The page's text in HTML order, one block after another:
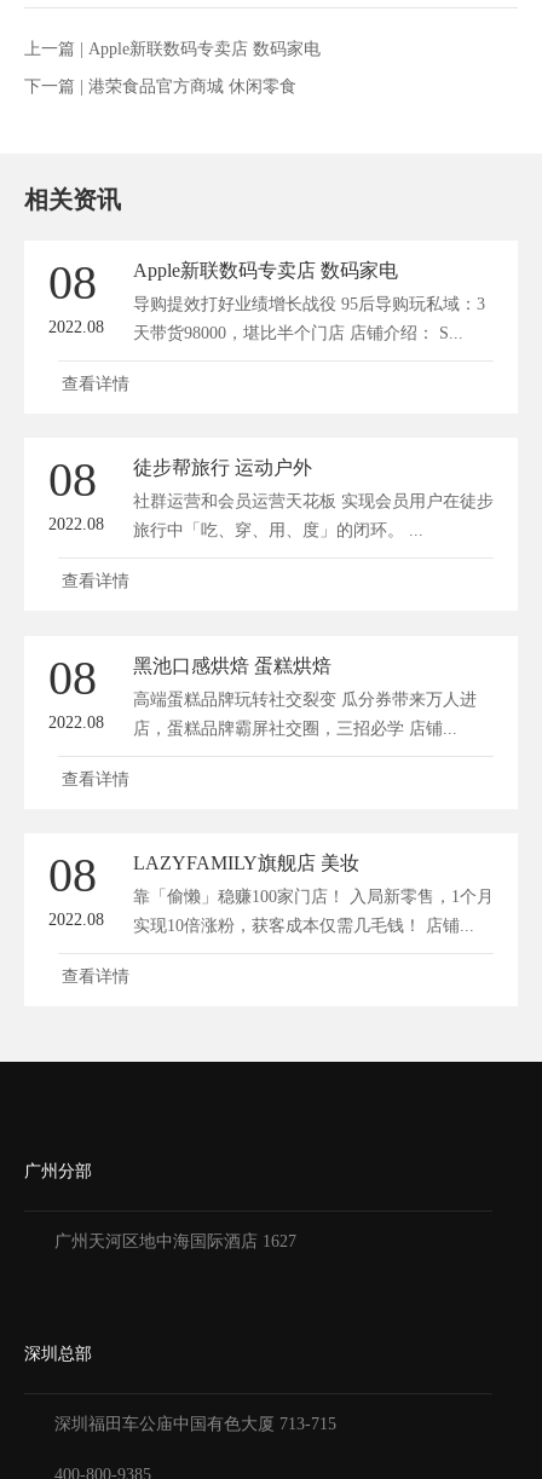
上一篇 | Apple新联数码专卖店 数码家电
下一篇 | 港荣食品官方商城 休闲零食
相关资讯
08
2022.08
Apple新联数码专卖店 数码家电
导购提效打好业绩增长战役 95后导购玩私域：3
天带货98000，堪比半个门店 店铺介绍： S...
查看详情
08
2022.08
徒步帮旅行 运动户外
社群运营和会员运营天花板 实现会员用户在徒步
旅行中「吃、穿、用、度」的闭环。 ...
查看详情
08
2022.08
黑池口感烘焙 蛋糕烘焙
高端蛋糕品牌玩转社交裂变 瓜分券带来万人进
店，蛋糕品牌霸屏社交圈，三招必学 店铺...
查看详情
08
2022.08
LAZYFAMILY旗舰店 美妆
靠「偷懒」稳赚100家门店！ 入局新零售，1个月
实现10倍涨粉，获客成本仅需几毛钱！ 店铺...
查看详情
广州分部
广州天河区地中海国际酒店 1627
深圳总部
深圳福田车公庙中国有色大厦 713-715
400-800-9385